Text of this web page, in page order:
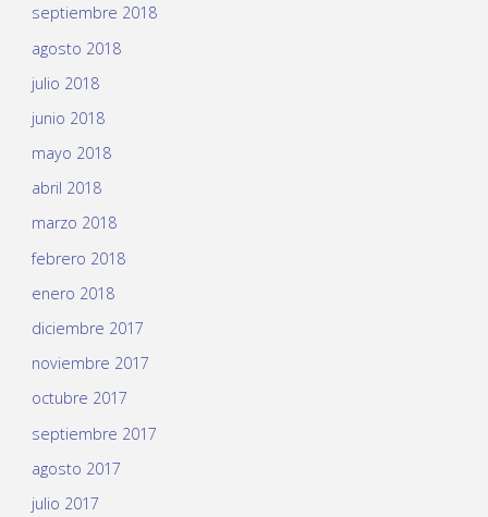
septiembre 2018
agosto 2018
julio 2018
junio 2018
mayo 2018
abril 2018
marzo 2018
febrero 2018
enero 2018
diciembre 2017
noviembre 2017
octubre 2017
septiembre 2017
agosto 2017
julio 2017